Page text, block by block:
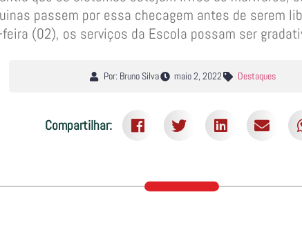
passem por essa checagem antes de serem
(02), os serviços da Escola possam ser
Por: Bruno Silva maio 2, 2022 Destaques
Compartilhar: